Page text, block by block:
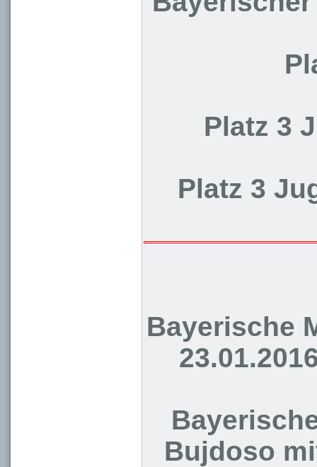
Platz 3
Platz 3
Bayerische
Bujdoso